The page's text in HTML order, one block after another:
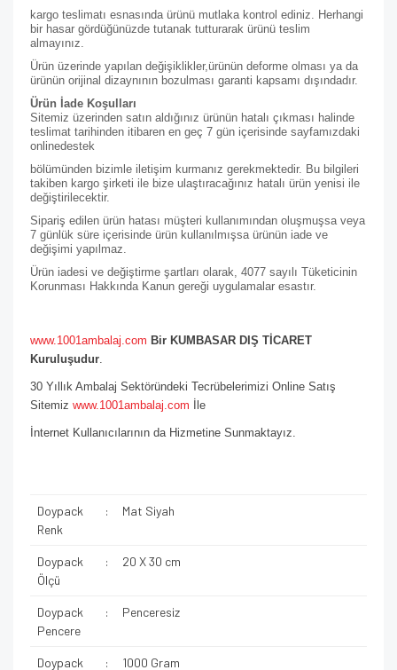
kargo teslimatı esnasında ürünü mutlaka kontrol ediniz. Herhangi
bir hasar gördüğünüzde tutanak tutturarak ürünü teslim
almayınız.
Ürün üzerinde yapılan değişiklikler,ürünün deforme olması ya da
ürünün orijinal dizaynının bozulması garanti kapsamı dışındadır.
Ürün İade Koşulları
Sitemiz üzerinden satın aldığınız ürünün hatalı çıkması halinde
teslimat tarihinden itibaren en geç 7 gün içerisinde sayfamızdaki
onlinedestek
bölümünden bizimle iletişim kurmanız gerekmektedir. Bu bilgileri
takiben kargo şirketi ile bize ulaştıracağınız hatalı ürün yenisi ile
değiştirilecektir.
Sipariş edilen ürün hatası müşteri kullanımından oluşmuşsa veya
7 günlük süre içerisinde ürün kullanılmışsa ürünün iade ve
değişimi yapılmaz.
Ürün iadesi ve değiştirme şartları olarak, 4077 sayılı Tüketicinin
Korunması Hakkında Kanun gereği uygulamalar esastır.
www.1001ambalaj.com Bir KUMBASAR DIŞ TİCARET
Kuruluşudur.
30 Yıllık Ambalaj Sektöründeki Tecrübelerimizi Online Satış
Sitemiz www.1001ambalaj.com İle
İnternet Kullanıcılarının da Hizmetine Sunmaktayız.
Doypack
Renk
: Mat Siyah
Doypack
Ölçü
: 20 X 30 cm
Doypack
Pencere
: Penceresiz
Doypack
: 1000 Gram